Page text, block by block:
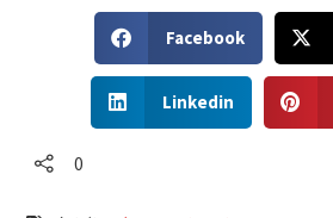
h
a
r
Facebook
h
a
h
a
Linkedin
h
a
0